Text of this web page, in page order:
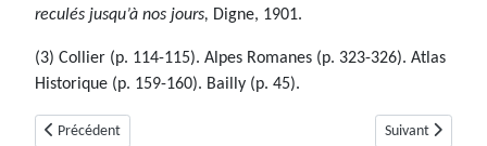
reculés jusqu’à nos jours, Digne, 1901.
(3) Collier (p. 114-115). Alpes Romanes (p. 323-326). Atlas
Historique (p. 159-160). Bailly (p. 45).
Article précédent : Allons (04)
Précédent Article suivant :
Suivant